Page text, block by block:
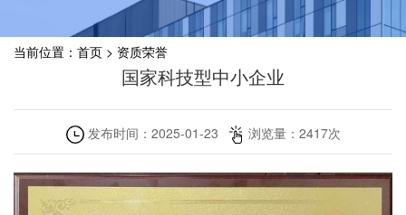
当前位置： 首页 > 资质荣誉
国家科技型中小企业
发布时间： 2025-01-23 浏览量： 2417次